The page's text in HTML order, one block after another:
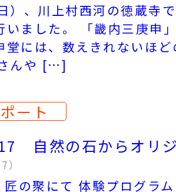
）、川上村西河の徳蔵寺
いました。 「畿内三庚申
堂には、数えきれないほ
んや […]
ート
自然の石からオリ
）
の聚にて 体験プログラ